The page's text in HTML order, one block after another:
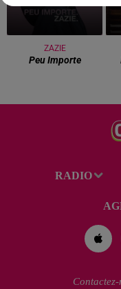
ZAZIE
Peu Importe
RADIO
Contactez-